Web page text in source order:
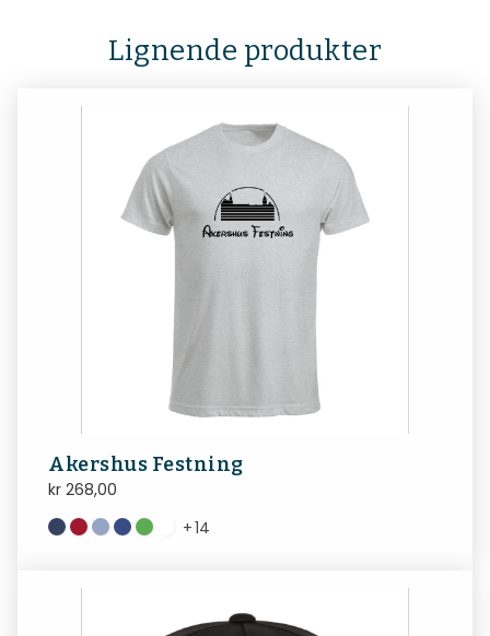
Lignende produkter
Akershus Festning
kr 268,00
+14